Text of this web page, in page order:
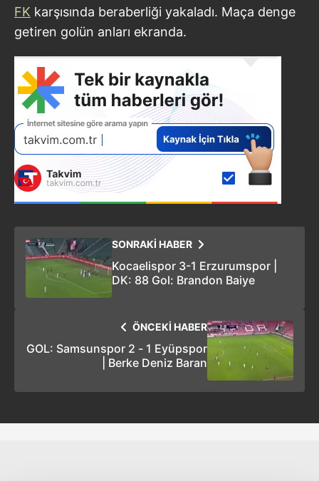
FK karşısında beraberliği yakaladı. Maça denge
getiren golün anları ekranda.
SONRAKİ HABER
Kocaelispor 3-1 Erzurumspor |
DK: 88 Gol: Brandon Baiye
ÖNCEKİ HABER
GOL: Samsunspor 2 - 1 Eyüpspor
| Berke Deniz Baran